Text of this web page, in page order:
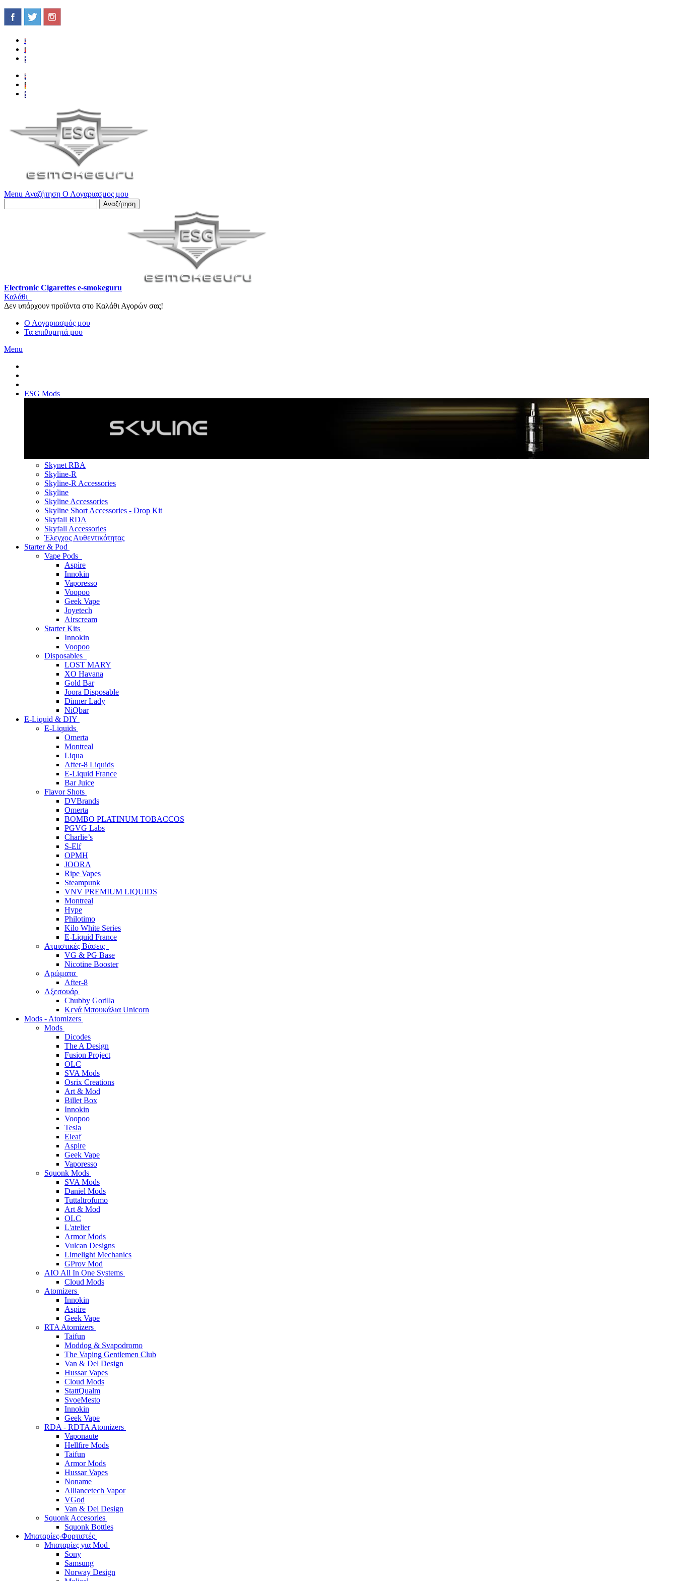
Menu Αναζήτηση Ο Λογαριασμος μου
Αναζήτηση
Electronic Cigarettes e-smokeguru
Καλάθι
Δεν υπάρχουν προϊόντα στο Καλάθι Αγορών σας!
Ο Λογαριασμός μου
Τα επιθυμητά μου
Menu
ESG Mods
Skynet RBA
Skyline-R
Skyline-R Accessories
Skyline
Skyline Accessories
Skyline Short Accessories - Drop Kit
Skyfall RDA
Skyfall Accessories
Έλεγχος Αυθεντικότητας
Starter & Pod
Vape Pods
Aspire
Innokin
Vaporesso
Voopoo
Geek Vape
Joyetech
Airscream
Starter Kits
Innokin
Voopoo
Disposables
LOST MARY
XO Havana
Gold Bar
Joora Disposable
Dinner Lady
NiQbar
E-Liquid & DIY
E-Liquids
Omerta
Montreal
Liqua
After-8 Liquids
E-Liquid France
Bar Juice
Flavor Shots
DVBrands
Omerta
BOMBO PLATINUM TOBACCOS
PGVG Labs
Charlie’s
S-Elf
OPMH
JOORA
Ripe Vapes
Steampunk
VNV PREMIUM LIQUIDS
Montreal
Hype
Philotimo
Kilo White Series
E-Liquid France
Ατμιστικές Βάσεις
VG & PG Base
Nicotine Booster
Αρώματα
After-8
Αξεσουάρ
Chubby Gorilla
Κενά Μπουκάλια Unicorn
Mods - Atomizers
Mods
Dicodes
The A Design
Fusion Project
OLC
SVA Mods
Osrix Creations
Art & Mod
Billet Box
Innokin
Voopoo
Tesla
Eleaf
Aspire
Geek Vape
Vaporesso
Squonk Mods
SVA Mods
Daniel Mods
Tuttaltrofumo
Art & Mod
OLC
L'atelier
Armor Mods
Vulcan Designs
Limelight Mechanics
GProv Mod
AIO All In One Systems
Cloud Mods
Atomizers
Innokin
Aspire
Geek Vape
RTA Atomizers
Taifun
Moddog & Svapodromo
The Vaping Gentlemen Club
Van & Del Design
Hussar Vapes
Cloud Mods
StattQualm
SvoeMesto
Innokin
Geek Vape
RDA - RDTA Atomizers
Vaponaute
Hellfire Mods
Taifun
Armor Mods
Hussar Vapes
Noname
Alliancetech Vapor
VGod
Van & Del Design
Squonk Accesories
Squonk Bottles
Μπαταρίες-Φορτιστές
Μπαταρίες για Mod
Sony
Samsung
Norway Design